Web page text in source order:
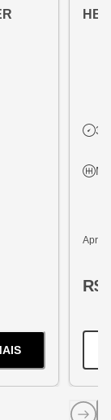
1.2 TURBO FLEX
R$